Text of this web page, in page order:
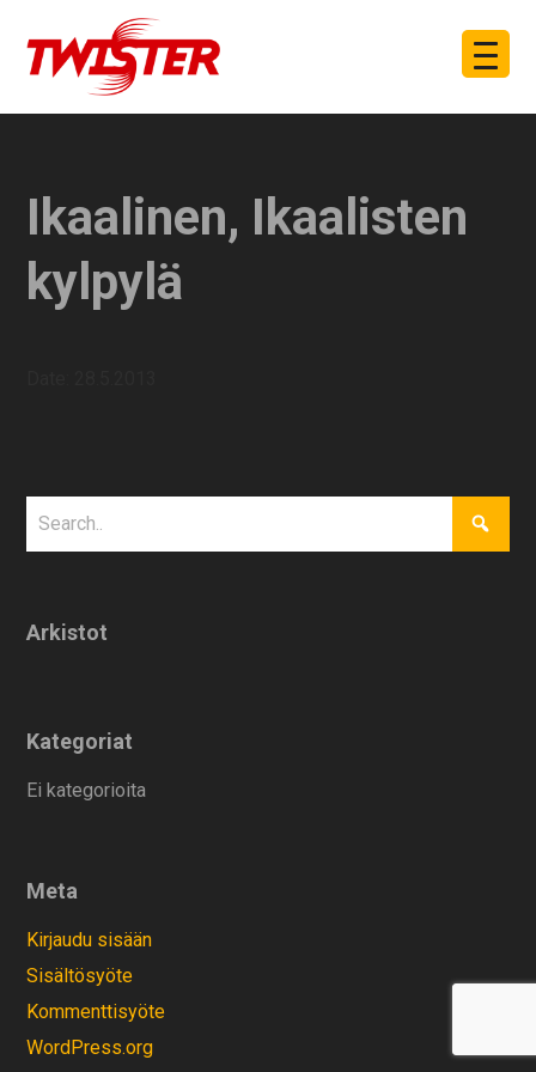
Ikaalinen, Ikaalisten
kylpylä
Arkistot
Kategoriat
Ei kategorioita
Meta
Kirjaudu sisään
Sisältösyöte
Kommenttisyöte
WordPress.org